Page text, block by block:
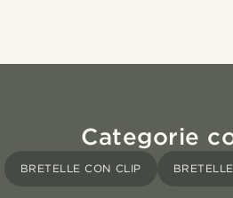
Categorie
BRETELLE CON CLIP BRETELLE